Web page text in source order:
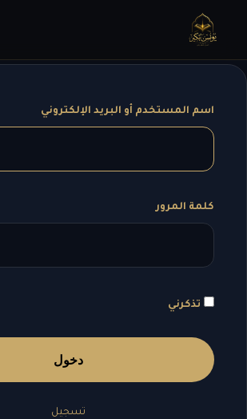
اسم المستخدم أو البريد الإلكتروني
كلمة المرور
تذكرني
دخول
تسجيل